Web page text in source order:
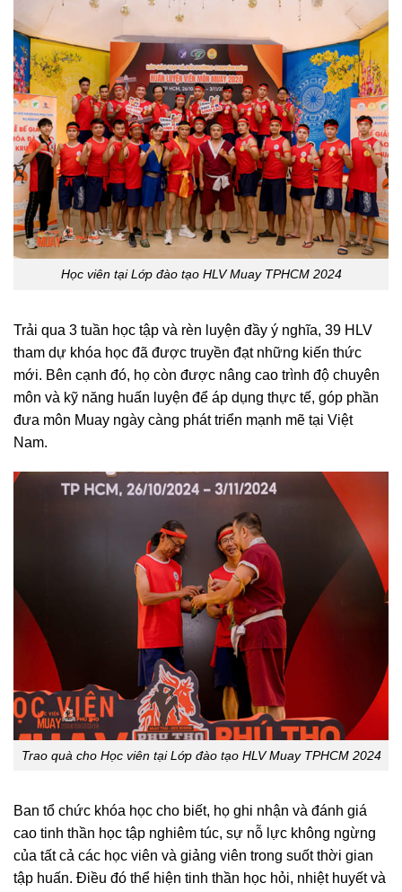
Học viên tại Lớp đào tạo HLV Muay TPHCM 2024
Trải qua 3 tuần học tập và rèn luyện đầy ý nghĩa, 39 HLV
tham dự khóa học đã được truyền đạt những kiến thức
mới. Bên cạnh đó, họ còn được nâng cao trình độ chuyên
môn và kỹ năng huấn luyện để áp dụng thực tế, góp phần
đưa môn Muay ngày càng phát triển mạnh mẽ tại Việt
Nam.
Trao quà cho Học viên tại Lớp đào tạo HLV Muay TPHCM 2024
Ban tổ chức khóa học cho biết, họ ghi nhận và đánh giá
cao tinh thần học tập nghiêm túc, sự nỗ lực không ngừng
của tất cả các học viên và giảng viên trong suốt thời gian
tập huấn. Điều đó thể hiện tinh thần học hỏi, nhiệt huyết và